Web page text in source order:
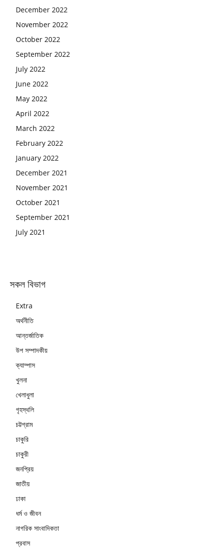
December 2022
November 2022
October 2022
September 2022
July 2022
June 2022
May 2022
April 2022
March 2022
February 2022
January 2022
December 2021
November 2021
October 2021
September 2021
July 2021
সকল বিভাগ
Extra
অর্থনীতি
আন্তর্জাতিক
উপ সম্পাদকীয়
ক্যাম্পাস
খুলনা
খেলাধুলা
গৃহস্থলি
চট্টগ্রাম
চাকুরি
চাকুরী
জনপ্রিয়
জাতীয়
ঢাকা
ধর্ম ও জীবন
নাগরিক সাংবাদিকতা
প্রবাস